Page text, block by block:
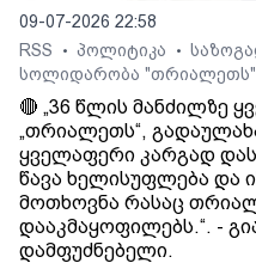
09-07-2026 22:58
RSS
• პოლიტიკა •
სოლიდარობა "თრიალეთს"
🔴 „36 წლის მანძილზე
„თრიალეთს“,
ყველაფერი კარგად
წავა ხელისუფლება და
მოთხოვნა რასაც
დააკმაყოფილებს.“. -
დამფუძნებელი.